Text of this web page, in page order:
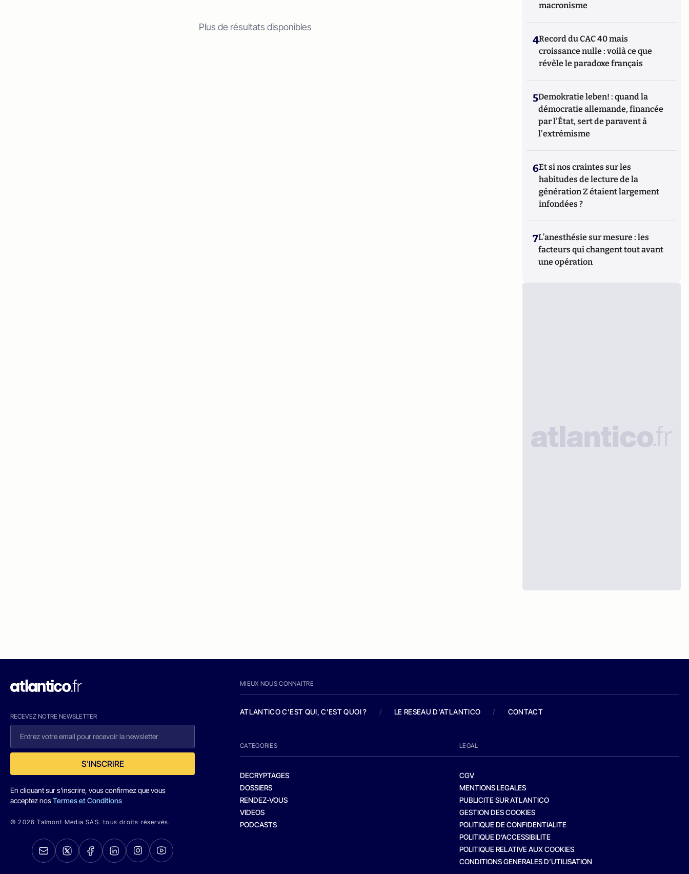
Plus de résultats disponibles
macronisme
4Record du CAC 40 mais
croissance nulle : voilà ce que
révèle le paradoxe français
5Demokratie leben! : quand la
démocratie allemande, financée
par l'État, sert de paravent à
l'extrémisme
6Et si nos craintes sur les
habitudes de lecture de la
génération Z étaient largement
infondées ?
7L’anesthésie sur mesure : les
facteurs qui changent tout avant
une opération
RECEVEZ NOTRE NEWSLETTER
S'INSCRIRE
En cliquant sur s'inscrire, vous confirmez que vous
acceptez nosTermes et Conditions
© 2026 Talmont Media SAS. tous droits réservés.
MIEUX NOUS CONNAITRE
ATLANTICO C'EST QUI, C'EST QUOI ? / LE RESEAU D'ATLANTICO / CONTACT
CATEGORIES
DECRYPTAGES
DOSSIERS
RENDEZ-VOUS
VIDEOS
PODCASTS
LEGAL
CGV
MENTIONS LEGALES
PUBLICITE SUR ATLANTICO
GESTION DES COOKIES
POLITIQUE DE CONFIDENTIALITE
POLITIQUE D’ACCESSIBILITE
POLITIQUE RELATIVE AUX COOKIES
CONDITIONS GENERALES D’UTILISATION